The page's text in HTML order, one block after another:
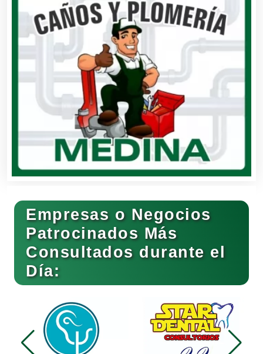
Balnearios
Bancos
Banquetes
Bares y Cantinas
Basculas
Bebidas
Belleza
Bordados y Estampados
Empresas o Negocios
Patrocinados Más
Consultados durante el
Día: